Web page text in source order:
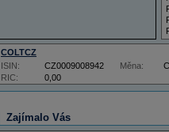
COLTCZ
RIC: 0,00
ISIN: CZ0009008942 Měna:
Zajímalo Vás